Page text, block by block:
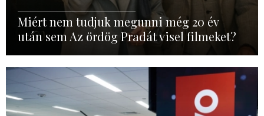
Miért nem tudjuk megunni még 20 év
után sem Az ördög Pradát visel filmeket?